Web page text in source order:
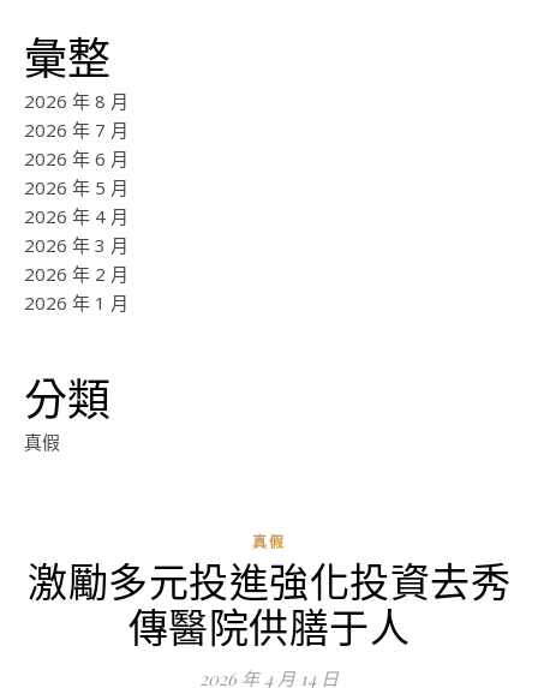
彙整
2026 年 8 月
2026 年 7 月
2026 年 6 月
2026 年 5 月
2026 年 4 月
2026 年 3 月
2026 年 2 月
2026 年 1 月
分類
真假
真假
激勵多元投進強化投資去秀
傳醫院供膳于人
2026 年 4 月 14 日